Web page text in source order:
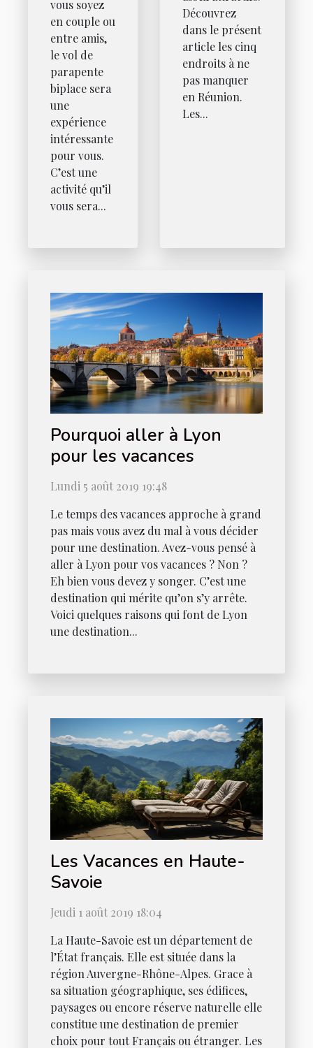
vous soyez
en couple ou
entre amis,
le vol de
parapente
biplace sera
une
expérience
intéressante
pour vous.
C’est une
activité qu’il
vous sera...
Découvrez
dans le présent
article les cinq
endroits à ne
pas manquer
en Réunion.
Les...
Pourquoi aller à Lyon
pour les vacances
Lundi 5 août 2019 19:48
Le temps des vacances approche à grand
pas mais vous avez du mal à vous décider
pour une destination. Avez-vous pensé à
aller à Lyon pour vos vacances ? Non ?
Eh bien vous devez y songer. C’est une
destination qui mérite qu’on s’y arrête.
Voici quelques raisons qui font de Lyon
une destination...
Les Vacances en Haute-
Savoie
Jeudi 1 août 2019 18:04
La Haute-Savoie est un département de
l’État français. Elle est située dans la
région Auvergne-Rhône-Alpes. Grace à
sa situation géographique, ses édifices,
paysages ou encore réserve naturelle elle
constitue une destination de premier
choix pour tout Français ou étranger. Les